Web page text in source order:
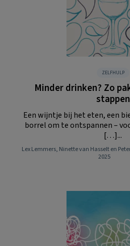
ZELFHULP
Minder drinken? Zo
stappen
Een wijntje bij het eten, een
borrel om te ontspannen –
[…]...
Lex Lemmers, Ninette van Hasselt en
2025